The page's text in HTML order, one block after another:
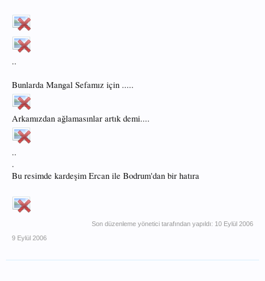
..
Bunlarda Mangal Sefamız için .....
Arkamızdan ağlamasınlar artık demi....
..
.
Bu resimde kardeşim Ercan ile Bodrum'dan bir hatıra
Son düzenleme yönetici tarafından yapıldı: 10 Eylül 2006
9 Eylül 2006